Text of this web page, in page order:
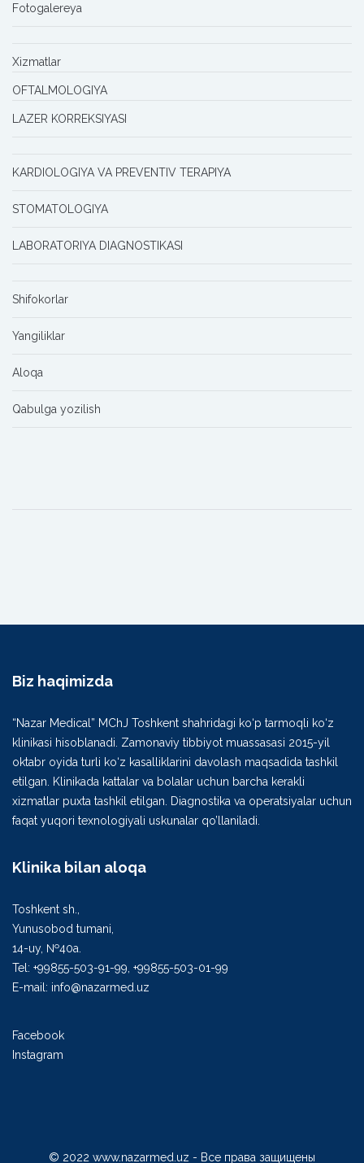
Fotogalereya
Xizmatlar
OFTALMOLOGIYA
LAZER KORREKSIYASI
KARDIOLOGIYA VA PREVENTIV TERAPIYA
STOMATOLOGIYA
LABORATORIYA DIAGNOSTIKASI
Shifokorlar
Yangiliklar
Aloqa
Qabulga yozilish
Biz haqimizda
“Nazar Medical” MChJ Toshkent shahridagi ko‘p tarmoqli ko‘z
klinikasi hisoblanadi. Zamonaviy tibbiyot muassasasi 2015-yil
oktabr oyida turli ko‘z kasalliklarini davolash maqsadida tashkil
etilgan. Klinikada kattalar va bolalar uchun barcha kerakli
xizmatlar puxta tashkil etilgan. Diagnostika va operatsiyalar uchun
faqat yuqori texnologiyali uskunalar qo’llaniladi.
Klinika bilan aloqa
Toshkent sh.,
Yunusobod tumani,
14-uy, №40а.
Tel: +99855-503-91-99, +99855-503-01-99
E-mail: info@nazarmed.uz
Facebook
Instagram
© 2022 www.nazarmed.uz - Все права защищены